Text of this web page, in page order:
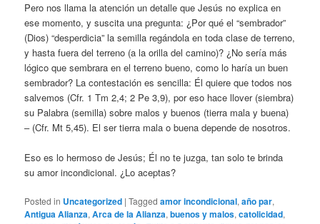
Pero nos llama la atención un detalle que Jesús no explica en
ese momento, y suscita una pregunta: ¿Por qué el “sembrador”
(Dios) “desperdicia” la semilla regándola en toda clase de terreno,
y hasta fuera del terreno (a la orilla del camino)? ¿No sería más
lógico que sembrara en el terreno bueno, como lo haría un buen
sembrador? La contestación es sencilla: Él quiere que todos nos
salvemos (Cfr. 1 Tm 2,4; 2 Pe 3,9), por eso hace llover (siembra)
su Palabra (semilla) sobre malos y buenos (tierra mala y buena)
– (Cfr. Mt 5,45). El ser tierra mala o buena depende de nosotros.
Eso es lo hermoso de Jesús; Él no te juzga, tan solo te brinda
su amor incondicional. ¿Lo aceptas?
Posted in Uncategorized |Tagged amor incondicional,año par,
Antigua Alianza,Arca de la Alianza,buenos y malos,catolicidad,